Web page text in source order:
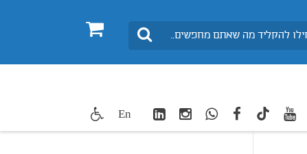
0 חיפוש
twitter
youtube
TikTok
facebook
WhatsApp
Instagram
LinkedIn
En